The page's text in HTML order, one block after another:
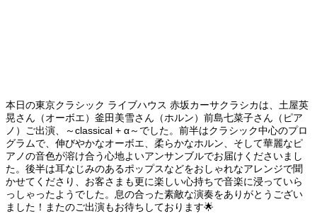
本日の東京クラシック ライブハウス 赤坂カーサクラシカは、土屋英
晃さん（オーボエ）釜田美雪さん（ホルン）前島七菜子さん（ピア
ノ）ご出演、～classical + α～でした。前半はクラシック中心のプロ
グラムで、伸びやかなオーボエ、柔らかなホルン、そして華麗なピ
アノの音色が溶け合う心地よいアンサンブルでお届けくださいまし
た。後半は耳なじみのあるポップスなどをおしゃれなアレンジで聞
かせてくださり、お客さまも更に楽しい心持ちで音楽に浸っていら
っしゃったようでした。息の合った素敵な演奏をありがとうござい
ました！またのご出演もお待ちしております🌟